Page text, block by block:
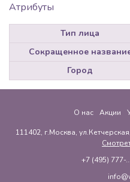
Атрибуты
Тип лица
Сокращенное
Город
О нас Акции
111402, г.Москва,
+7 (495) 777-...